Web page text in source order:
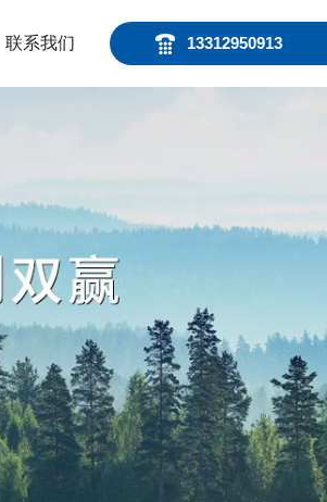
13312950913
联系我们